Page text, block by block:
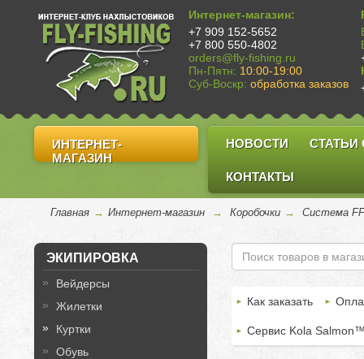
Интернет-магазин:
+7 909 152-5652
+7 800 550-4802
orders@fly-fishing.ru
Пн-Пятн: 10:00-19:00
Суб-Воскр: обработка заказов
ИНТЕРНЕТ-
МАГАЗИН
НОВОСТИ СТАТЬИ
КОНТАКТЫ
Главная → Интернет-магазин → Коробочки → Система
ЭКИПИРОВКА
Вейдерсы
Жилетки
Куртки
Обувь
Как заказать
Сервис Kola